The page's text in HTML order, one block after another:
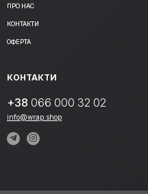
ПРО НАС
КОНТАКТИ
ОФЕРТА
КОНТАКТИ
+38 066 000 32 02
info@wrap.shop